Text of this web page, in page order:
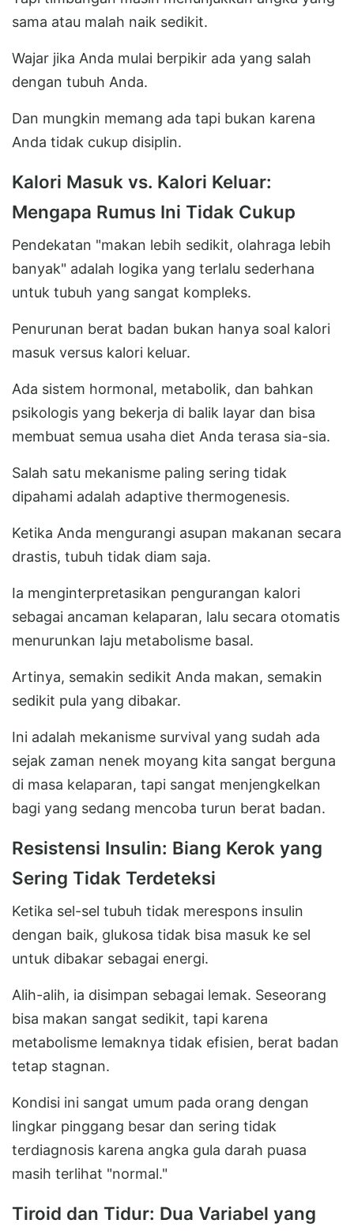
sama atau malah naik sedikit.
Wajar jika Anda mulai berpikir ada yang salah
dengan tubuh Anda.
Dan mungkin memang ada tapi bukan karena
Anda tidak cukup disiplin.
Kalori Masuk vs. Kalori Keluar:
Mengapa Rumus Ini Tidak Cukup
Pendekatan "makan lebih sedikit, olahraga lebih
banyak" adalah logika yang terlalu sederhana
untuk tubuh yang sangat kompleks.
Penurunan berat badan bukan hanya soal kalori
masuk versus kalori keluar.
Ada sistem hormonal, metabolik, dan bahkan
psikologis yang bekerja di balik layar dan bisa
membuat semua usaha diet Anda terasa sia-sia.
Salah satu mekanisme paling sering tidak
dipahami adalah adaptive thermogenesis.
Ketika Anda mengurangi asupan makanan secara
drastis, tubuh tidak diam saja.
Ia menginterpretasikan pengurangan kalori
sebagai ancaman kelaparan, lalu secara otomatis
menurunkan laju metabolisme basal.
Artinya, semakin sedikit Anda makan, semakin
sedikit pula yang dibakar.
Ini adalah mekanisme survival yang sudah ada
sejak zaman nenek moyang kita sangat berguna
di masa kelaparan, tapi sangat menjengkelkan
bagi yang sedang mencoba turun berat badan.
Resistensi Insulin: Biang Kerok yang
Sering Tidak Terdeteksi
Ketika sel-sel tubuh tidak merespons insulin
dengan baik, glukosa tidak bisa masuk ke sel
untuk dibakar sebagai energi.
Alih-alih, ia disimpan sebagai lemak. Seseorang
bisa makan sangat sedikit, tapi karena
metabolisme lemaknya tidak efisien, berat badan
tetap stagnan.
Kondisi ini sangat umum pada orang dengan
lingkar pinggang besar dan sering tidak
terdiagnosis karena angka gula darah puasa
masih terlihat "normal."
Tiroid dan Tidur: Dua Variabel yang